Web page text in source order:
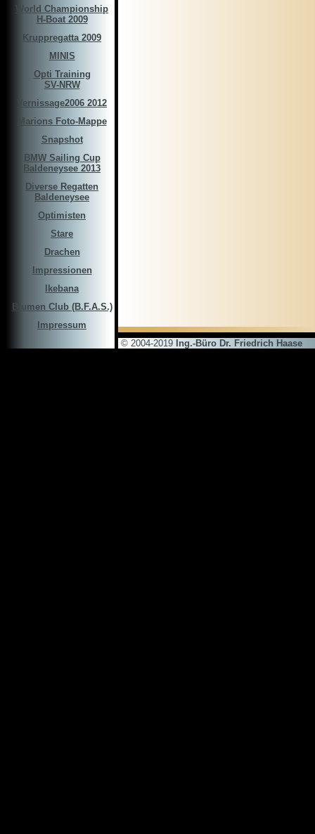
World Championship
H-Boat 2009
Kruppregatta 2009
MINIS
Opti Training
SV-NRW
Vernissage2006 2012
Marions Foto-Mappe
Snapshot
BMW Sailing Cup
Baldeneysee 2013
Diverse Regatten
Baldeneysee
Optimisten
Stare
Drachen
Impressionen
Ikebana
Blumen Club (B.F.A.S.)
Impressum
© 2004-2019 Ing.-Büro Dr. Friedrich Haase